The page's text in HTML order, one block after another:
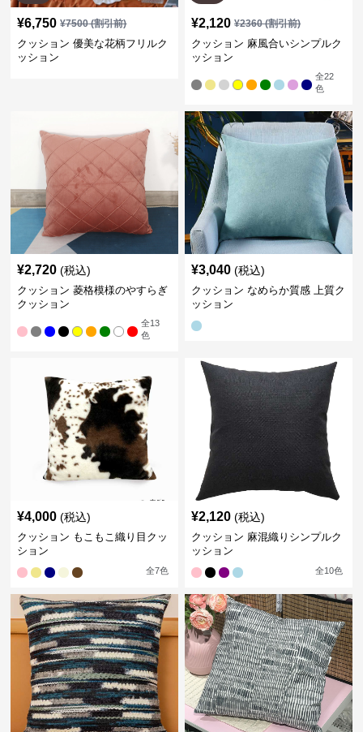
¥6,750 ¥7500(割引前)
クッション 優美な花柄フリルク
ッション
¥2,120 ¥2360(割引前)
クッション 麻風合いシンプルク
ッション
全22
色
¥2,720 (税込)
クッション 菱格模様のやすらぎ
クッション
全13
色
¥3,040 (税込)
クッション なめらか質感 上質ク
ッション
¥4,000 (税込)
クッション もこもこ織り目クッ
ション
全7色
¥2,120 (税込)
クッション 麻混織りシンプルク
ッション
全10色